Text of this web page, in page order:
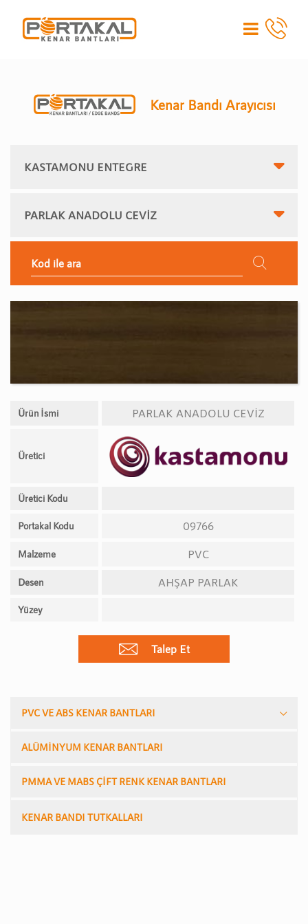
PVC VE ABS KENAR BANTLARI
ALÜMİNYUM KENAR BANTLARI
PMMA VE MABS ÇİFT RENK KENAR BANTLARI
KENAR BANDI TUTKALLARI
Kenar Bandı Arayıcısı
KASTAMONU ENTEGRE
PARLAK ANADOLU CEVİZ
Ürün İsmi PARLAK ANADOLU CEVİZ
Üretici
Üretici Kodu
Portakal Kodu 09766
Malzeme PVC
Desen AHŞAP PARLAK
Yüzey
Talep Et